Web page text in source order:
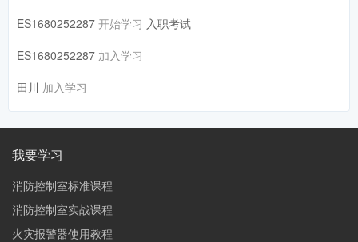
ES1680252287 开始学习 入职考试
ES1680252287 加入学习
田川 加入学习
我要学习
消防控制室标准课程
消防控制室实战课程
火灾报警器使用教程